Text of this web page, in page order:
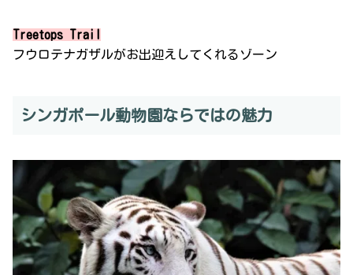
Treetops Trail
フウロテナガザルがお出迎えしてくれるゾーン
シンガポール動物園ならではの魅力